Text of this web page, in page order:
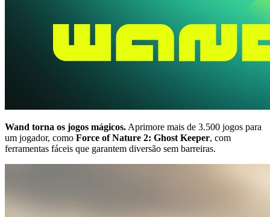
Wand torna os jogos mágicos. Aprimore mais de 3.500 jogos para
um jogador, como Force of Nature 2: Ghost Keeper, com
ferramentas fáceis que garantem diversão sem barreiras.